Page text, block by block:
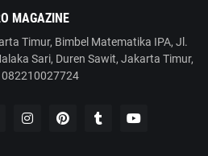
MAGAZINE
Timur, Bimbel Matematika IPA, Jl.
Sari, Duren Sawit, Jakarta Timur,
082210027724